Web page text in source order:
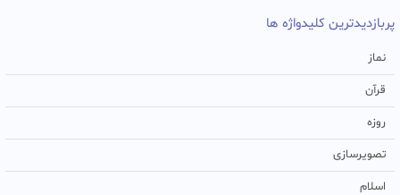
پربازدیدترین کلیدواژه ها
نماز
قرآن
روزه
تصویرسازی
اسلام